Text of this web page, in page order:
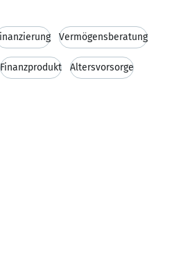
Vermögensberatung
Finanzprodukt Altersvorsorge